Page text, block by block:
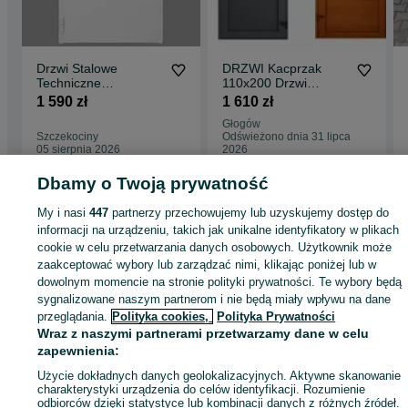
Drzwi Stalowe
Techniczne
Uniwersalne
1 590 zł
Szczekociny
05 sierpnia 2026
DRZWI Kacprzak
110x200 Drzwi
ZEWNĘTRZNE PCV
1 610 zł
Głogów
Odświeżono dnia 31 lipca
2026
Strona główna Budowa i Remont Drzwi Drzwi zewnętrzne
Drzwi
zewnętrzne - Śląskie
Drzwi zewnętrzne - Szczekociny
KATEGORIA
ID:409674237 Wyświetlenia:
Zadzwoń / SMS Wyślij wiadomość
Dbamy o Twoją prywatność
My i nasi447 partnerzy przechowujemy lub uzyskujemy dostęp do
informacji na urządzeniu, takich jak unikalne identyfikatory w plikach
cookie w celu przetwarzania danych osobowych. Użytkownik może
zaakceptować wybory lub zarządzać nimi, klikając poniżej lub w
dowolnym momencie na stronie polityki prywatności. Te wybory będą
sygnalizowane naszym partnerom i nie będą miały wpływu na dane
przeglądania. Polityka cookies, Polityka Prywatności
Wraz z naszymi partnerami przetwarzamy dane w celu
zapewnienia:
Użycie dokładnych danych geolokalizacyjnych. Aktywne skanowanie
charakterystyki urządzenia do celów identyfikacji. Rozumienie
odbiorców dzięki statystyce lub kombinacji danych z różnych źródeł.